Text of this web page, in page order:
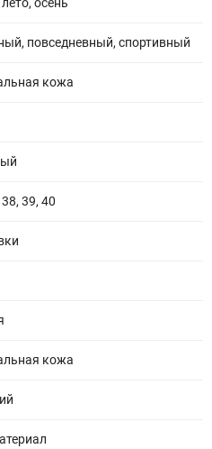
повседневный, спортивный
кожа
39, 40
кожа